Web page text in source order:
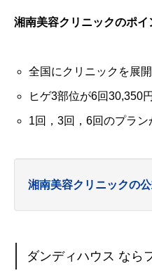
湘南美容クリニックのポイ
全国にクリニックを展
ヒゲ3部位が6回30,350
1回，3回，6回のプラン
湘南美容クリニックの
ダンディハウス なら